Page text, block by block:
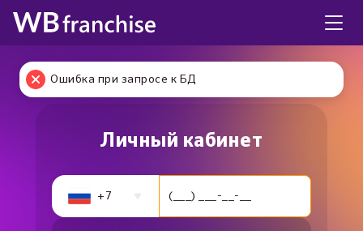
Личный кабинет
+7
Ошибка при запросе к БД